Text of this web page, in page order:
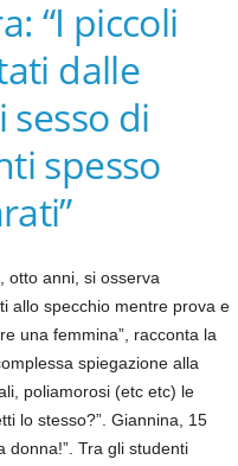
“I piccoli
dalle
sesso di
spesso
otto anni, si osserva
allo specchio mentre prova e
una femmina”, racconta la
spiegazione alla
poliamorosi (etc etc) le
lo stesso?”. Giannina, 15
donna!”. Tra gli studenti